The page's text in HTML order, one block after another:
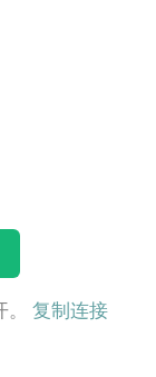
复制连接